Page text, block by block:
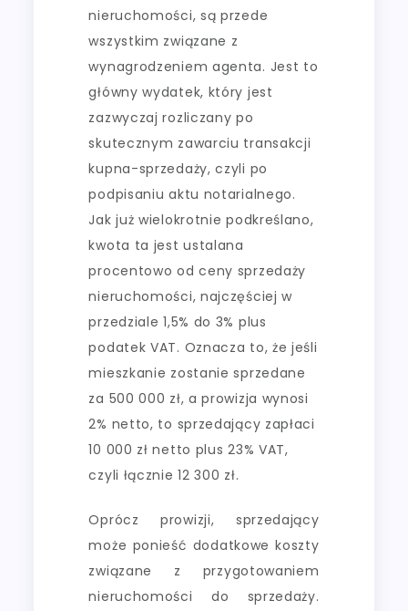
nieruchomości, są przede
wszystkim związane z
wynagrodzeniem agenta. Jest to
główny wydatek, który jest
zazwyczaj rozliczany po
skutecznym zawarciu transakcji
kupna-sprzedaży, czyli po
podpisaniu aktu notarialnego.
Jak już wielokrotnie podkreślano,
kwota ta jest ustalana
procentowo od ceny sprzedaży
nieruchomości, najczęściej w
przedziale 1,5% do 3% plus
podatek VAT. Oznacza to, że jeśli
mieszkanie zostanie sprzedane
za 500 000 zł, a prowizja wynosi
2% netto, to sprzedający zapłaci
10 000 zł netto plus 23% VAT,
czyli łącznie 12 300 zł.
Oprócz prowizji, sprzedający
może ponieść dodatkowe koszty
związane z przygotowaniem
nieruchomości do sprzedaży.